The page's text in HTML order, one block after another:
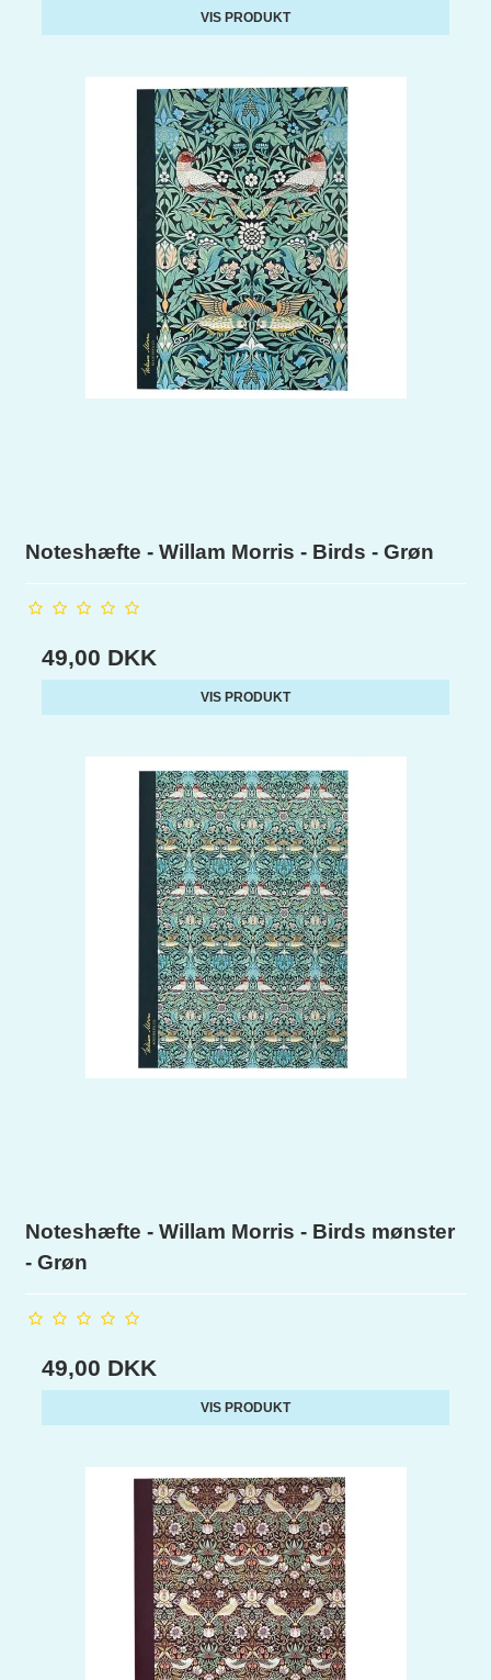
VIS PRODUKT
Noteshæfte - Willam Morris - Birds - Grøn
49,00 DKK
VIS PRODUKT
Noteshæfte - Willam Morris - Birds mønster
- Grøn
49,00 DKK
VIS PRODUKT